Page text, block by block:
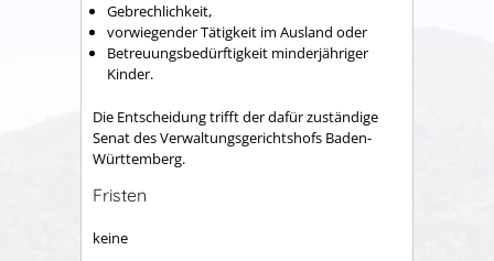
Gebrechlichkeit,
vorwiegenderTätigkeit im Ausland oder
Betreuungsbedürftigkeit minderjähriger
Kinder.
Die Entscheidung trifft der dafür zuständige
Senat des Verwaltungsgerichtshofs Baden-
Württemberg.
Fristen
keine